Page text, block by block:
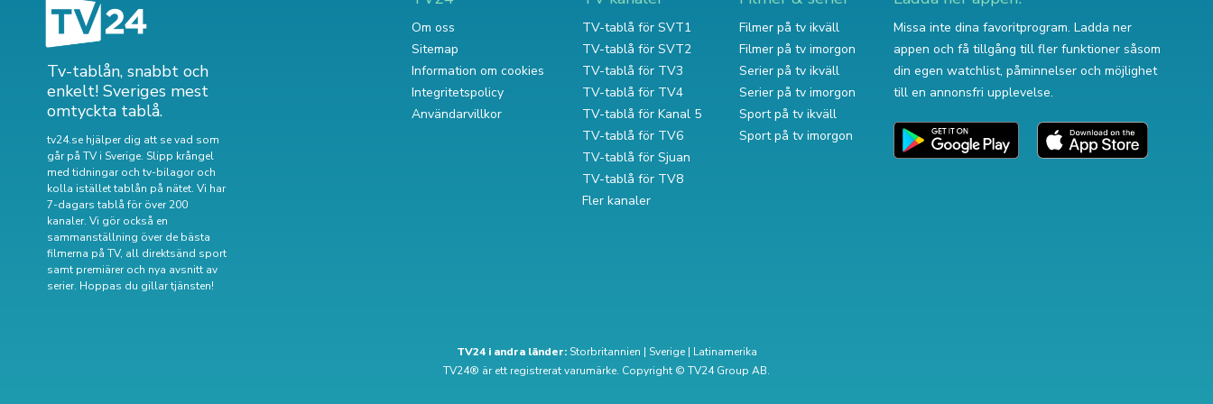
Tv-tablån, snabbt och
enkelt! Sveriges mest
omtyckta tablå.
tv24.se hjälper dig att se vad som
går på TV i Sverige. Slipp krångel
med tidningar och tv-bilagor och
kolla istället tablån på nätet. Vi har
7-dagars tablå för över 200
kanaler. Vi gör också en
sammanställning överde bästa
filmerna på TV, all direktsänd sport
samt premiärer och nya avsnitt av
serier. Hoppas du gillar tjänsten!
Om oss
Sitemap
Information om cookies
Integritetspolicy
Användarvillkor
TV-tablå för SVT1
TV-tablå för SVT2
TV-tablå för TV3
TV-tablå för TV4
TV-tablå för Kanal 5
TV-tablå för TV6
TV-tablå för Sjuan
TV-tablå för TV8
Fler kanaler
Filmer på tv ikväll
Filmer på tv imorgon
Serier på tv ikväll
Serier på tv imorgon
Sport på tv ikväll
Sport på tv imorgon
Missa inte dina favoritprogram. Ladda ner
appen och få tillgång till fler funktioner såsom
din egen watchlist, påminnelser och möjlighet
till en annonsfri upplevelse.
TV24 i andra länder: Storbritannien | Sverige| Latinamerika
TV24® är ett registrerat varumärke. Copyright © TV24 Group AB.